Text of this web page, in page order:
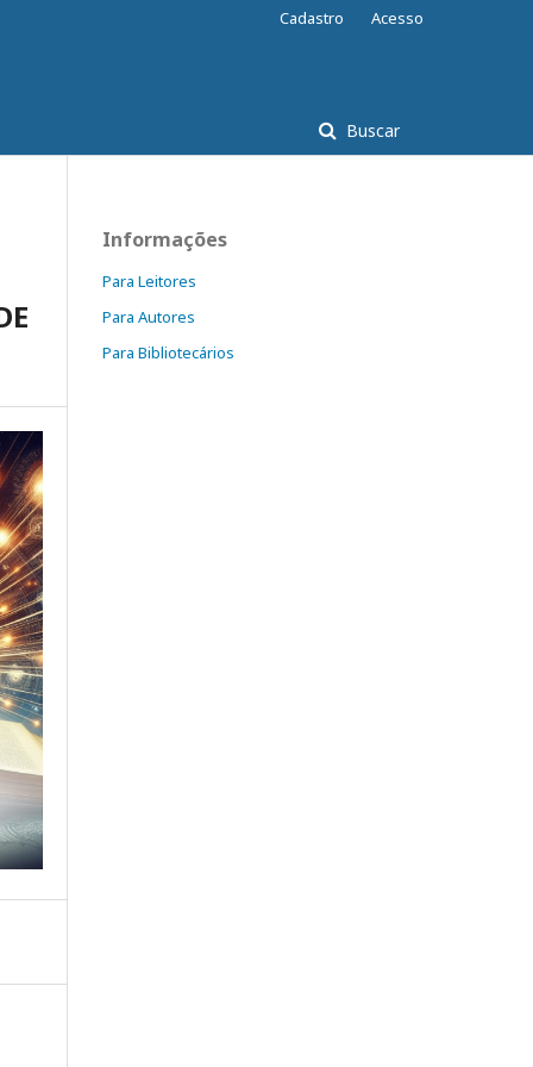
Buscar
Cadastro Acesso
Informações
Para Leitores
Para Autores
Para Bibliotecários